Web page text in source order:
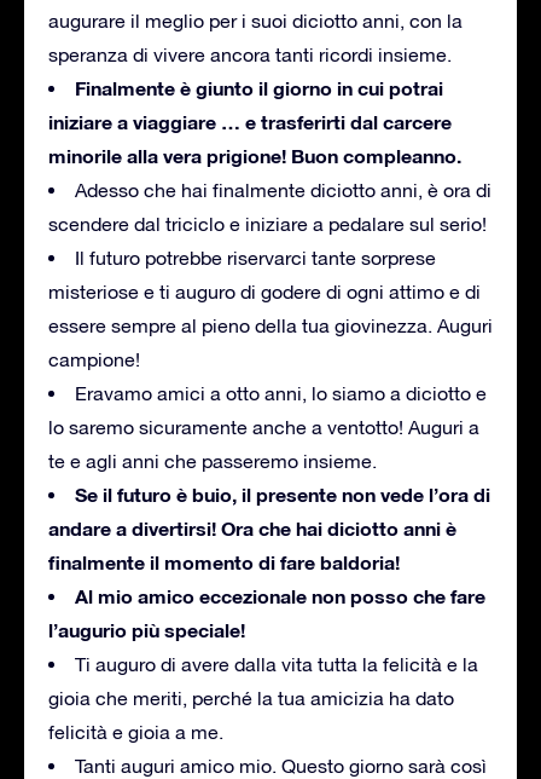
augurare il meglio per i suoi diciotto anni, con la
speranza di vivere ancora tanti ricordi insieme.
Finalmente è giunto il giorno in cui potrai
iniziare a viaggiare … e trasferirti dal carcere
minorile alla vera prigione! Buon compleanno.
Adesso che hai finalmente diciotto anni, è ora di
scendere dal triciclo e iniziare a pedalare sul serio!
Il futuro potrebbe riservarci tante sorprese
misteriose e ti auguro di godere di ogni attimo e di
essere sempre al pieno della tua giovinezza. Auguri
campione!
Eravamo amici a otto anni, lo siamo a diciotto e
lo saremo sicuramente anche a ventotto! Auguri a
te e agli anni che passeremo insieme.
Se il futuro è buio, il presente non vede l’ora di
andare a divertirsi! Ora che hai diciotto anni è
finalmente il momento di fare baldoria!
Al mio amico eccezionale non posso che fare
l’augurio più speciale!
Ti auguro di avere dalla vita tutta la felicità e la
gioia che meriti, perché la tua amicizia ha dato
felicità e gioia a me.
Tanti auguri amico mio. Questo giorno sarà così